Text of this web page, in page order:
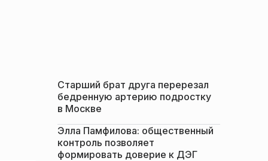
Старший брат друга перерезал
бедренную артерию подростку
в Москве
Элла Памфилова: общественный
контроль позволяет
формировать доверие к ДЭГ